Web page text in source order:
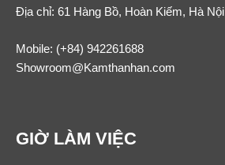
Địa chỉ: 61 Hàng Bồ, Hoàn Kiếm, Hà Nội
Mobile: (+84) 942261688
Showroom@Kamthanhan.com
GIỜ LÀM VIỆC